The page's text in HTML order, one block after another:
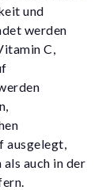
und
werden
C,
ausgelegt,
auch in der